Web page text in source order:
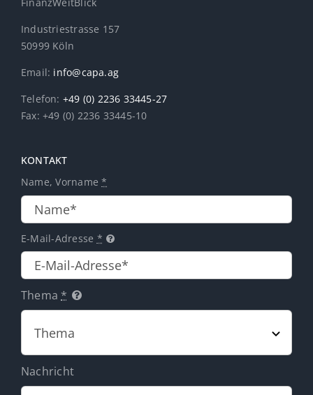
FinanzWeitBlick
Industriestrasse 157
50999 Köln
Email: info@capa.ag
Telefon: +49 (0) 2236 33445-27
Fax: +49 (0) 2236 33445-10
KONTAKT
Name, Vorname*
E-Mail-Adresse *
Thema *
Nachricht